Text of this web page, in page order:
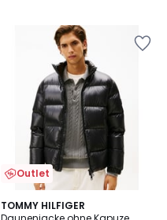
Outlet
TOMMY HILFIGER